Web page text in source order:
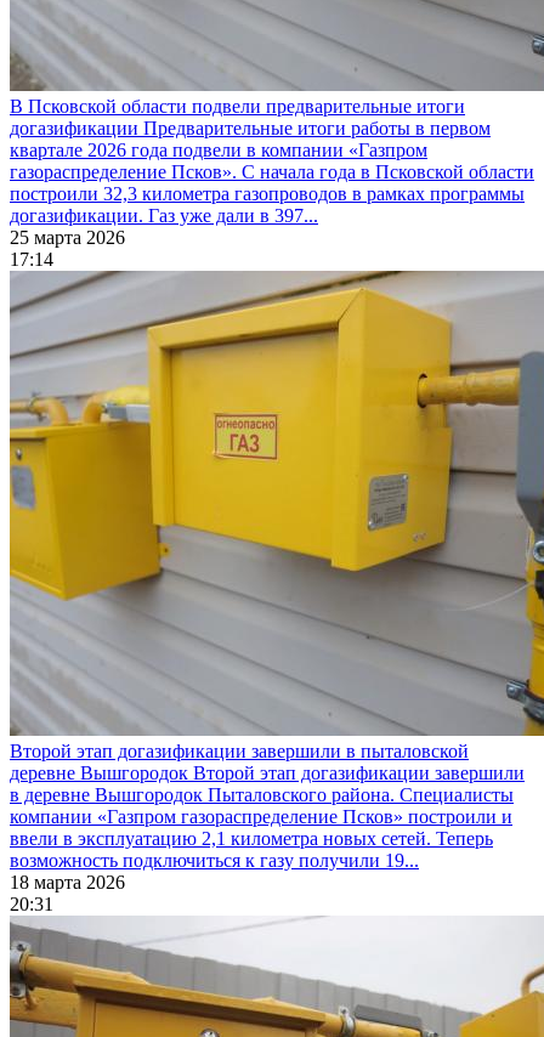
В Псковской области подвели предварительные итоги
догазификации Предварительные итоги работы в первом
квартале 2026 года подвели в компании «Газпром
газораспределение Псков». С начала года в Псковской области
построили 32,3 километра газопроводов в рамках программы
догазификации. Газ уже дали в 397...
25 марта 2026
17:14
Второй этап догазификации завершили в пыталовской
деревне Вышгородок Второй этап догазификации завершили
в деревне Вышгородок Пыталовского района. Специалисты
компании «Газпром газораспределение Псков» построили и
ввели в эксплуатацию 2,1 километра новых сетей. Теперь
возможность подключиться к газу получили 19...
18 марта 2026
20:31